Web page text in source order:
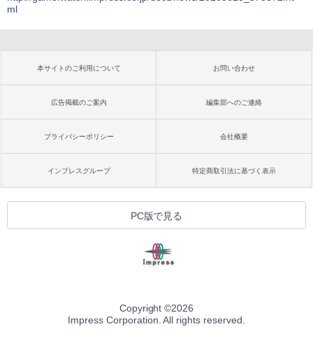
ml
本サイトのご利用について お問い合わせ
広告掲載のご案内 編集部へのご連絡
プライバシーポリシー 会社概要
インプレスグループ 特定商取引法に基づく表示
PC版で見る
Copyright ©2026
Impress Corporation. All rights reserved.